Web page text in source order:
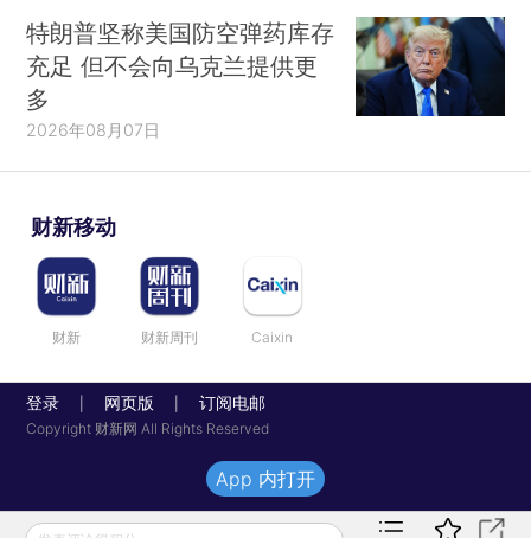
特朗普坚称美国防空弹药库存
充足 但不会向乌克兰提供更
多
2026年08月07日
财新移动
财新 财新周刊 Caixin
登录 网页版 订阅电邮
Copyright 财新网 All Rights Reserved
App 内打开